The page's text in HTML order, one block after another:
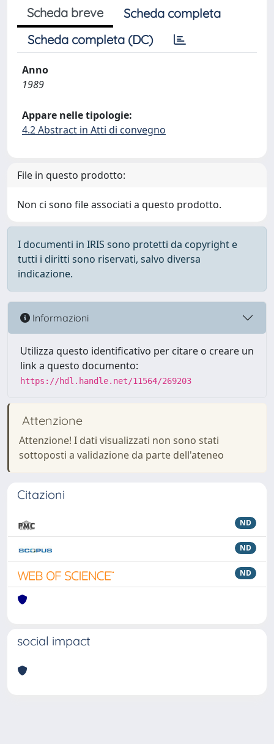
Scheda breve
Scheda completa
Scheda completa (DC)
Anno
1989
Appare nelle tipologie:
4.2 Abstract in Atti di convegno
File in questo prodotto:
Non ci sono file associati a questo prodotto.
I documenti in IRIS sono protetti da copyright e
tutti i diritti sono riservati, salvo diversa
indicazione.
Informazioni
Utilizza questo identificativo per citare o creare un
link a questo documento:
https://hdl.handle.net/11564/269203
Attenzione
Attenzione! I dati visualizzati non sono stati
sottoposti a validazione da parte dell'ateneo
Citazioni
ND
ND
ND
social impact